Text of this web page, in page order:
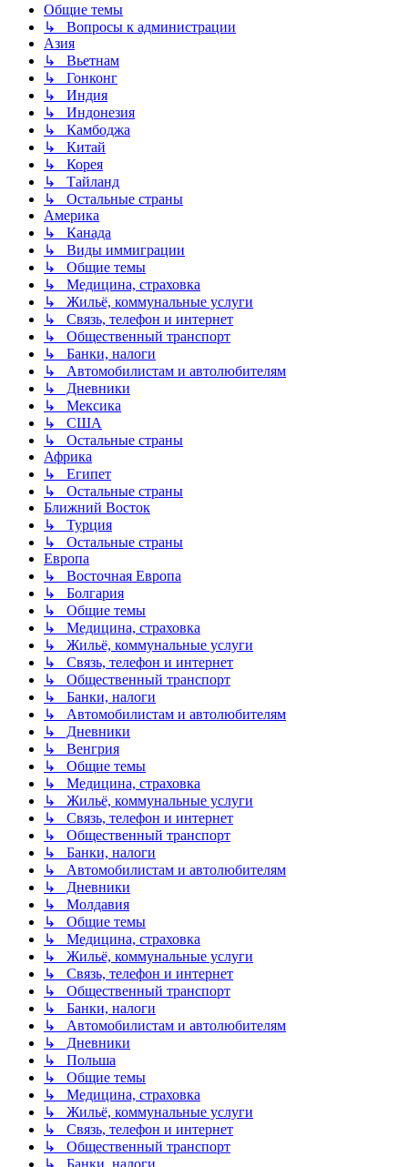
Общие темы
↳ Вопросы к администрации
Азия
↳ Вьетнам
↳ Гонконг
↳ Индия
↳ Индонезия
↳ Камбоджа
↳ Китай
↳ Корея
↳ Тайланд
↳ Остальные страны
Америка
↳ Канада
↳ Виды иммиграции
↳ Общие темы
↳ Медицина, страховка
↳ Жильё, коммунальные услуги
↳ Связь, телефон и интернет
↳ Общественный транспорт
↳ Банки, налоги
↳ Автомобилистам и автолюбителям
↳ Дневники
↳ Мексика
↳ США
↳ Остальные страны
Африка
↳ Египет
↳ Остальные страны
Ближний Восток
↳ Турция
↳ Остальные страны
Европа
↳ Восточная Европа
↳ Болгария
↳ Общие темы
↳ Медицина, страховка
↳ Жильё, коммунальные услуги
↳ Связь, телефон и интернет
↳ Общественный транспорт
↳ Банки, налоги
↳ Автомобилистам и автолюбителям
↳ Дневники
↳ Венгрия
↳ Общие темы
↳ Медицина, страховка
↳ Жильё, коммунальные услуги
↳ Связь, телефон и интернет
↳ Общественный транспорт
↳ Банки, налоги
↳ Автомобилистам и автолюбителям
↳ Дневники
↳ Молдавия
↳ Общие темы
↳ Медицина, страховка
↳ Жильё, коммунальные услуги
↳ Связь, телефон и интернет
↳ Общественный транспорт
↳ Банки, налоги
↳ Автомобилистам и автолюбителям
↳ Дневники
↳ Польша
↳ Общие темы
↳ Медицина, страховка
↳ Жильё, коммунальные услуги
↳ Связь, телефон и интернет
↳ Общественный транспорт
↳ Банки, налоги